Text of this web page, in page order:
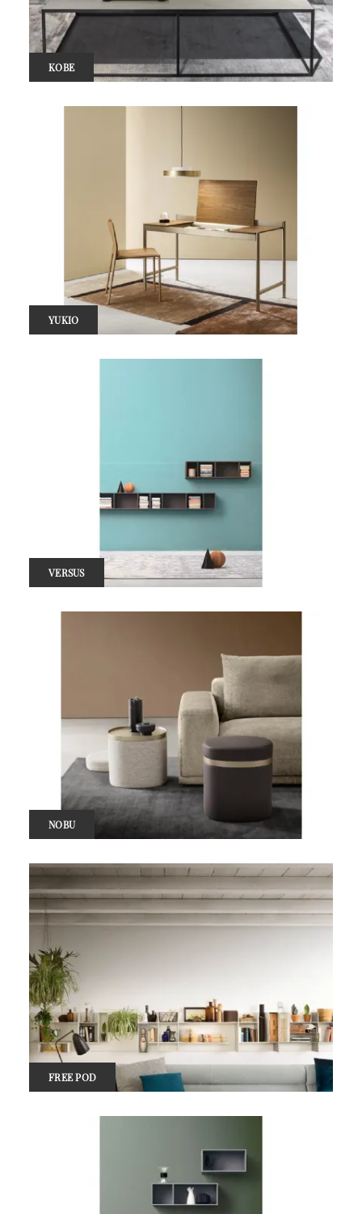
KOBE
YUKIO
VERSUS
NOBU
FREE POD